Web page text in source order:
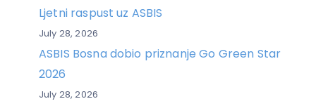
Ljetni raspust uz ASBIS
July 28, 2026
ASBIS Bosna dobio priznanje Go Green Star
2026
July 28, 2026